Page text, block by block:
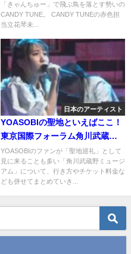
「きゃんちゅー」で飛ぶ鳥を落とす勢いの
CANDY TUNE。 CANDY TUNEの赤色担
当立花琴未...
日本のアーティスト
YOASOBIの聖地といえばここ！
東京国際フォーラム角川武蔵野
ミュージアムの行き方含めて教
えます！
YOASOBIのファンが「聖地巡礼」として
見に来ることも多い「角川武蔵野ミュージ
アム」について、行き方やチケット料金な
ども併せてまとめていき...